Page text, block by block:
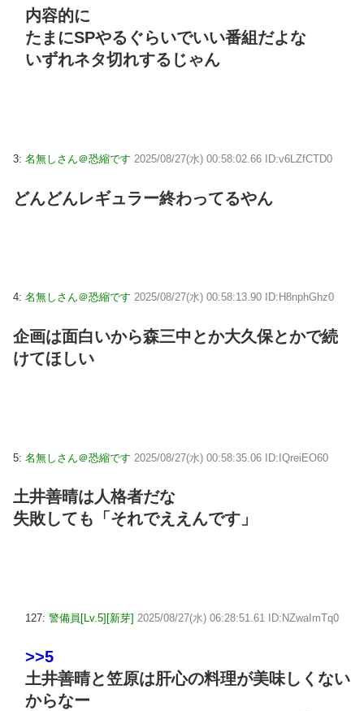
内容的に
たまにSPやるぐらいでいい番組だよな
いずれネタ切れするじゃん
3: 名無しさん＠恐縮です 2025/08/27(水) 00:58:02.66 ID:v6LZfCTD0
どんどんレギュラー終わってるやん
4: 名無しさん＠恐縮です 2025/08/27(水) 00:58:13.90 ID:H8nphGhz0
企画は面白いから森三中とか大久保とかで続
けてほしい
5: 名無しさん＠恐縮です 2025/08/27(水) 00:58:35.06 ID:IQreiEO60
土井善晴は人格者だな
失敗しても「それでええんです」
127: 警備員[Lv.5][新芽] 2025/08/27(水) 06:28:51.61 ID:NZwaImTq0
>>5
土井善晴と笠原は肝心の料理が美味しくない
からなー